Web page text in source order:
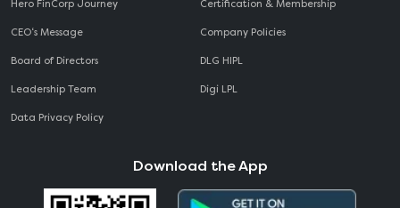
Hero FinCorp Journey
CEO‘s Message
Board of Directors
Leadership Team
Data Privacy Policy
Certification & Membership
Company Policies
DLG HIPL
Digi LPL
Download the App